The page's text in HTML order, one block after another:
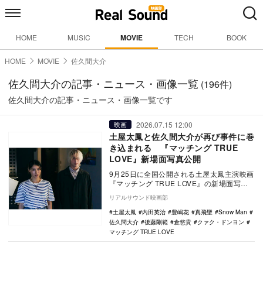
HOME MUSIC MOVIE TECH BOOK
HOME MOVIE 佐久間大介
佐久間大介の記事・ニュース・画像一覧 (196件)
佐久間大介の記事・ニュース・画像一覧です
映画 2026.07.15 12:00
土屋太鳳と佐久間大介が再び事件に巻
き込まれる 『マッチング TRUE
LOVE』新場面写真公開
9月25日に全国公開される土屋太鳳主演映画
『マッチング TRUE LOVE』の新場面写真
が公開された。 マッチングアプリでの…
リアルサウンド映画部
土屋太鳳
内田英治 豊嶋花 真飛聖
Snow Man
佐久間大介
後藤剛範 倉悠貴
クァク・ドンヨン
マッチング TRUE LOVE